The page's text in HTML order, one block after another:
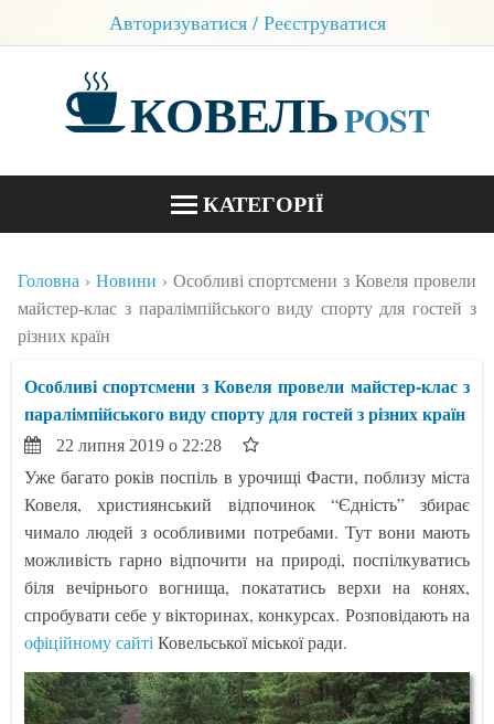
Авторизуватися / Реєструватися
КОВЕЛЬPOST
КАТЕГОРІЇ
БЛОГИ
Головна Новини
Особливі спортсмени з Ковеля провели
майстер-клас з паралімпійського виду спорту для гостей з
різних країн
Особливі спортсмени з Ковеля провели майстер-клас з
паралімпійського виду спорту для гостей з різних країн
22 липня 2019 о 22:28
Уже багато років поспіль в урочищі Фасти, поблизу міста
Ковеля, християнський відпочинок “Єдність” збирає
чимало людей з особливими потребами. Тут вони мають
можливість гарно відпочити на природі, поспілкуватись
біля вечірнього вогнища, покататись верхи на конях,
спробувати себе у вікторинах, конкурсах. Розповідають на
офіційному сайті Ковельської міської ради.